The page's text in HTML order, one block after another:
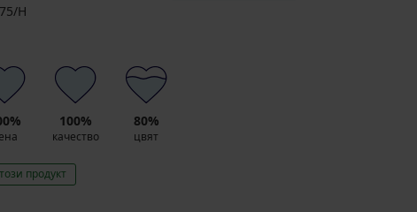
H
100%
качество
80%
цвят
продукт